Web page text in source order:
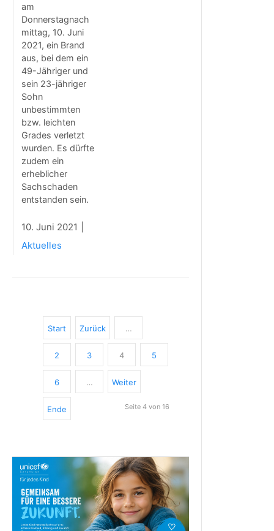
am
Donnerstagnach
mittag, 10. Juni
2021, ein Brand
aus, bei dem ein
49-Jähriger und
sein 23-jähriger
Sohn
unbestimmten
bzw. leichten
Grades verletzt
wurden. Es dürfte
zudem ein
erheblicher
Sachschaden
entstanden sein.
10. Juni 2021
Aktuelles
Start Zurück …
2 3 4 5
6 … Weiter
Ende Seite 4 von 16